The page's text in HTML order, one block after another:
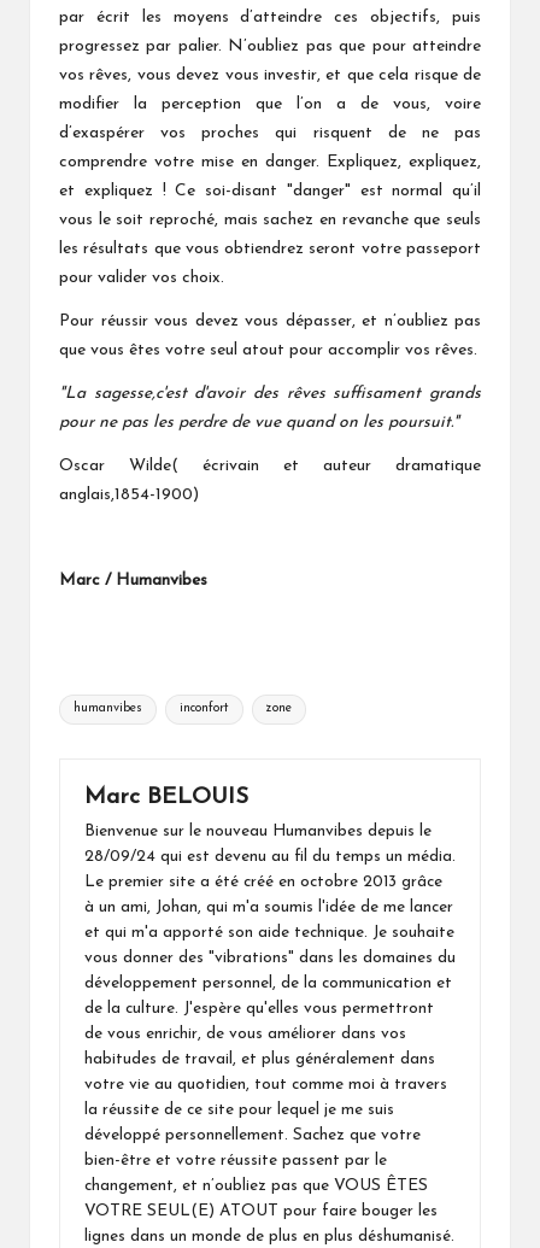
par écrit les moyens d’atteindre ces objectifs, puis
progressez par palier. N’oubliez pas que pour atteindre
vos rêves, vous devez vous investir, et que cela risque de
modifier la perception que l’on a de vous, voire
d’exaspérer vos proches qui risquent de ne pas
comprendre votre mise en danger. Expliquez, expliquez,
et expliquez ! Ce soi-disant "danger" est normal qu’il
vous le soit reproché, mais sachez en revanche que seuls
les résultats que vous obtiendrez seront votre passeport
pour valider vos choix.
Pour réussir vous devez vous dépasser, et n’oubliez pas
que vous êtes votre seul atout pour accomplir vos rêves.
"La sagesse,c'est d'avoir des rêves suffisament grands
pour ne pas les perdre de vue quand on les poursuit."
Oscar Wilde( écrivain et auteur dramatique
anglais,1854-1900)
Marc / Humanvibes
Tags:
humanvibes inconfort zone
Marc BELOUIS
Bienvenue sur le nouveau Humanvibes depuis le
28/09/24 qui est devenu au fil du temps un média.
Le premier site a été créé en octobre 2013 grâce
à un ami, Johan, qui m'a soumis l'idée de me lancer
et qui m'a apporté son aide technique. Je souhaite
vous donner des "vibrations" dans les domaines du
développement personnel, de la communication et
de la culture. J'espère qu'elles vous permettront
de vous enrichir, de vous améliorer dans vos
habitudes de travail, et plus généralement dans
votre vie au quotidien, tout comme moi à travers
la réussite de ce site pour lequel je me suis
développé personnellement. Sachez que votre
bien-être et votre réussite passent par le
changement, et n’oubliez pas que VOUS ÊTES
VOTRE SEUL(E) ATOUT pour faire bouger les
lignes dans un monde de plus en plus déshumanisé.